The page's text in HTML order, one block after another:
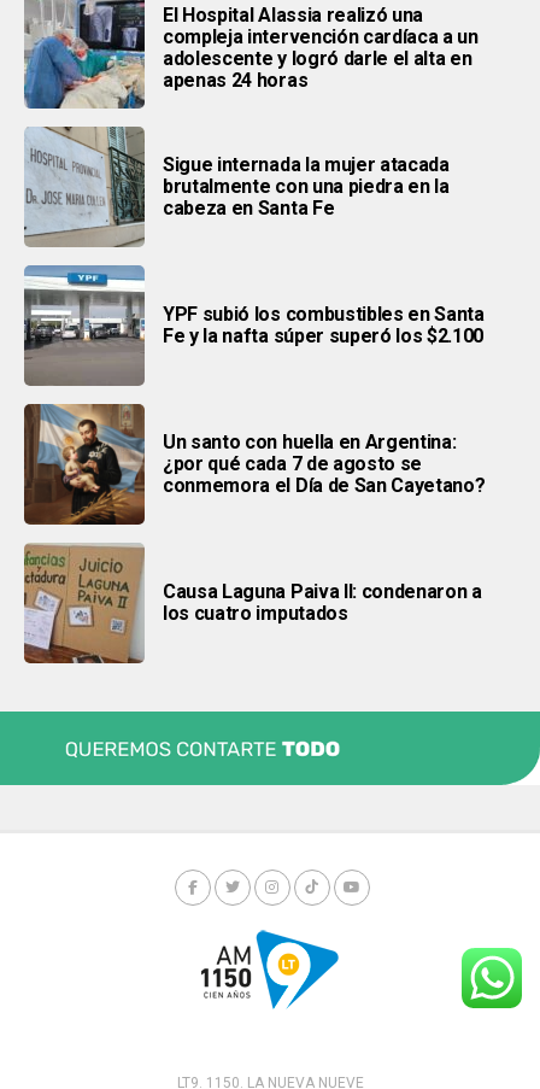
El Hospital Alassia realizó una
compleja intervención cardíaca a un
adolescente y logró darle el alta en
apenas 24 horas
Sigue internada la mujer atacada
brutalmente con una piedra en la
cabeza en Santa Fe
YPF subió los combustibles en Santa
Fe y la nafta súper superó los $2.100
Un santo con huella en Argentina:
¿por qué cada 7 de agosto se
conmemora el Día de San Cayetano?
Causa Laguna Paiva II: condenaron a
los cuatro imputados
LT9. 1150. LA NUEVA NUEVE